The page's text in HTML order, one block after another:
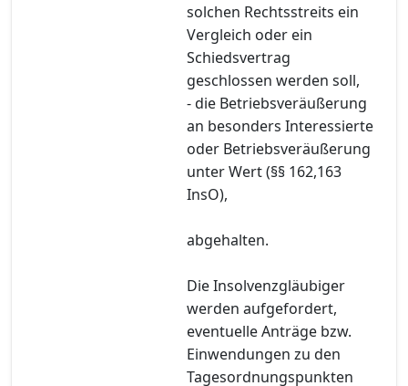
solchen Rechtsstreits ein
Vergleich oder ein
Schiedsvertrag
geschlossen werden soll,
- die Betriebsveräußerung
an besonders Interessierte
oder Betriebsveräußerung
unter Wert (§§ 162,163
InsO),
abgehalten.
Die Insolvenzgläubiger
werden aufgefordert,
eventuelle Anträge bzw.
Einwendungen zu den
Tagesordnungspunkten